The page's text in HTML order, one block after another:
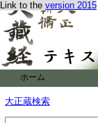
Link to the version 2015
ホーム
大正蔵検索